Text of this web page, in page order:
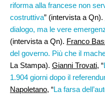
riforma alla francese non
costruttiva” (intervista a Qn).
dialogo, ma le vere
(intervista a Qn). Franco
del governo. Più che il
La Stampa). Gianni Trovati, “
1.904 giorni dopo il
Napoletano, “La farsa